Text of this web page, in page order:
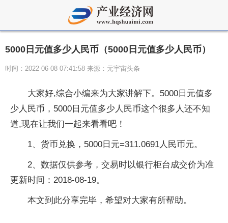
5000日元值多少人民币（5000日元值多少人民币）
时间：2022-06-08 07:41:58 来源：元宇宙头条
大家好,综合小编来为大家讲解下。5000日元值多
少人民币，5000日元值多少人民币这个很多人还不知
道,现在让我们一起来看看吧！
1、货币兑换，5000日元=311.0691人民币元。
2、数据仅供参考，交易时以银行柜台成交价为准
更新时间：2018-08-19。
本文到此分享完毕，希望对大家有所帮助。